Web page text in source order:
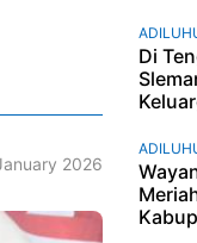
2026
Di